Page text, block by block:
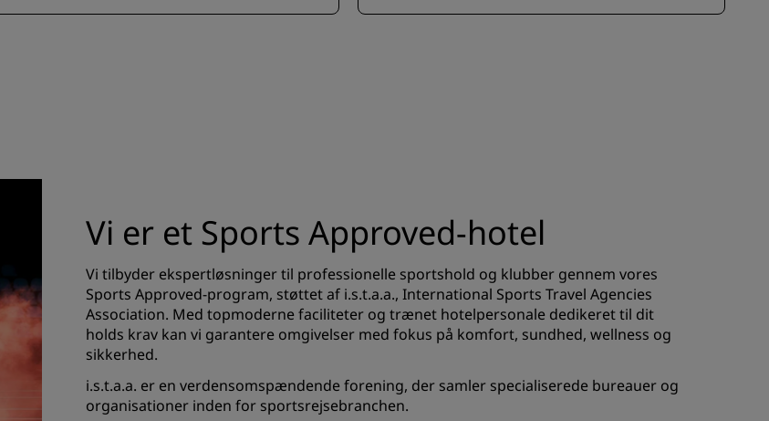
Vi er et Sports Approved-hotel
Vi tilbyder ekspertløsninger til professionelle sportshold og klubber gennem vores
Sports Approved-program, støttet af i.s.t.a.a., International Sports Travel Agencies
Association. Med topmoderne faciliteter og trænet hotelpersonale dedikeret til dit
holds krav kan vi garantere omgivelser med fokus på komfort, sundhed, wellness og
sikkerhed.
i.s.t.a.a. er en verdensomspændende forening, der samler specialiserede bureauer og
organisationer inden for sportsrejsebranchen.